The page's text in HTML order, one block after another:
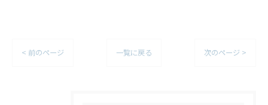
< 前のページ 一覧に戻る 次のページ >